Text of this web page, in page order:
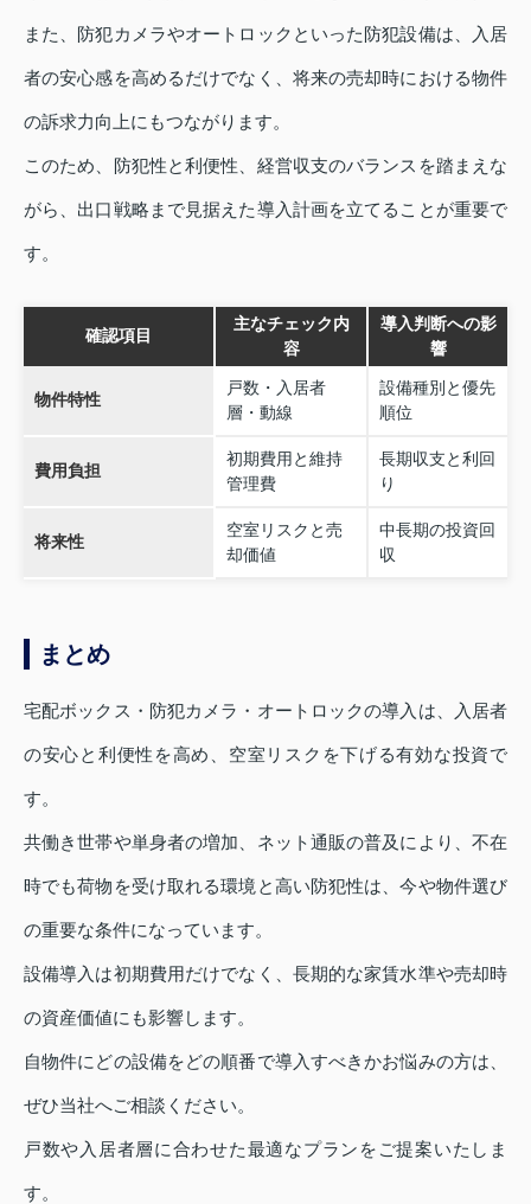
また、防犯カメラやオートロックといった防犯設備は、入居
者の安心感を高めるだけでなく、将来の売却時における物件
の訴求力向上にもつながります。
このため、防犯性と利便性、経営収支のバランスを踏まえな
がら、出口戦略まで見据えた導入計画を立てることが重要で
す。
確認項目
主なチェック内
容
導入判断への影
響
物件特性
戸数・入居者
層・動線
設備種別と優先
順位
費用負担
初期費用と維持
管理費
長期収支と利回
り
将来性
空室リスクと売
却価値
中長期の投資回
収
まとめ
宅配ボックス・防犯カメラ・オートロックの導入は、入居者
の安心と利便性を高め、空室リスクを下げる有効な投資で
す。
共働き世帯や単身者の増加、ネット通販の普及により、不在
時でも荷物を受け取れる環境と高い防犯性は、今や物件選び
の重要な条件になっています。
設備導入は初期費用だけでなく、長期的な家賃水準や売却時
の資産価値にも影響します。
自物件にどの設備をどの順番で導入すべきかお悩みの方は、
ぜひ当社へご相談ください。
戸数や入居者層に合わせた最適なプランをご提案いたしま
す。